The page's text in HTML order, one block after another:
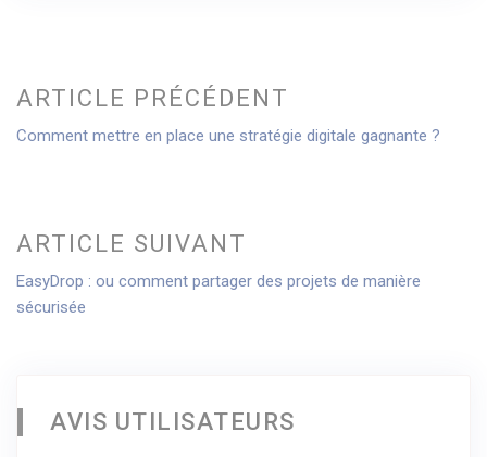
a
v
a
t
i
d
ARTICLE PRÉCÉDENT
A
c
l
e
Comment mettre en place une stratégie digitale gagnante ?
ARTICLE SUIVANT
A
r
EasyDrop : ou comment partager des projets de manière
sécurisée
AVIS UTILISATEURS